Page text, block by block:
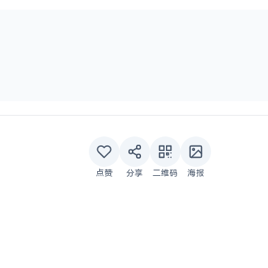
点赞 分享 二维码 海报